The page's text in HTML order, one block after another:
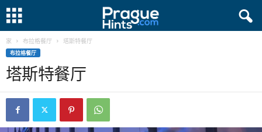
家 布拉格餐厅 塔斯特餐厅
布拉格餐厅
塔斯特餐厅